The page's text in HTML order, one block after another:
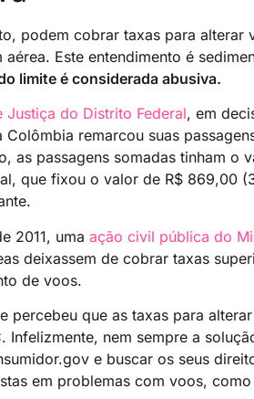
podem cobrar taxas para alterar
Este entendimento é
limite é considerada abusiva.
Justiça do Distrito Federal, em
remarcou suas
as passagens somadas tinham o
que fixou o valor de R$ 869,00
2011, uma ação civil pública do
deixassem de cobrar taxas
de voos.
percebeu que as taxas para
Infelizmente, nem sempre a
e buscar os seus
em problemas com voos, como